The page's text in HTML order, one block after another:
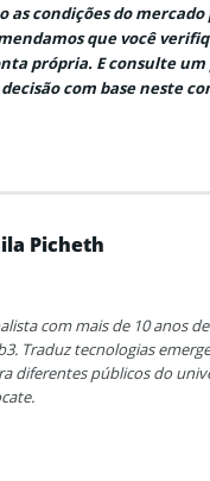
as condições do
que você
própria. E consulte
com base neste
Picheth
com mais de 10 anos
Traduz tecnologias
diferentes públicos do